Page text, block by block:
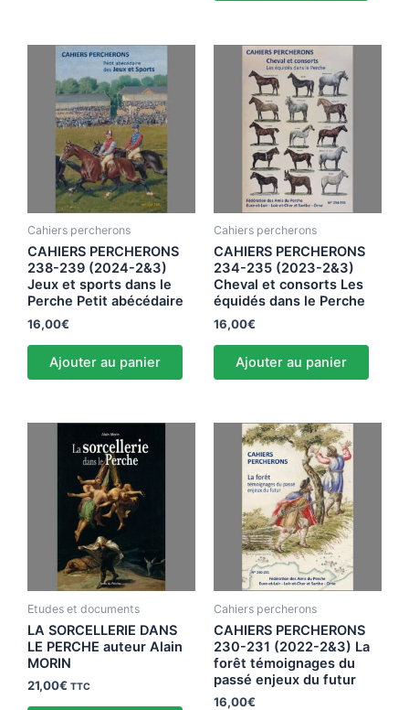
Cahiers percherons
CAHIERS PERCHERONS
238-239 (2024-2&3)
Jeux et sports dans le
Perche Petit abécédaire
16,00€
Ajouter au panier
Cahiers percherons
CAHIERS PERCHERONS
234-235 (2023-2&3)
Cheval et consorts Les
équidés dans le Perche
16,00€
Ajouter au panier
Etudes et documents
LA SORCELLERIE DANS
LE PERCHE auteur Alain
MORIN
21,00€ TTC
Cahiers percherons
CAHIERS PERCHERONS
230-231 (2022-2&3) La
forêt témoignages du
passé enjeux du futur
16,00€